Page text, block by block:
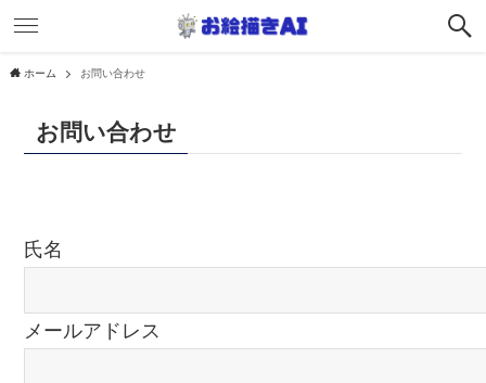
ホーム お問い合わせ
お問い合わせ
氏名
メールアドレス